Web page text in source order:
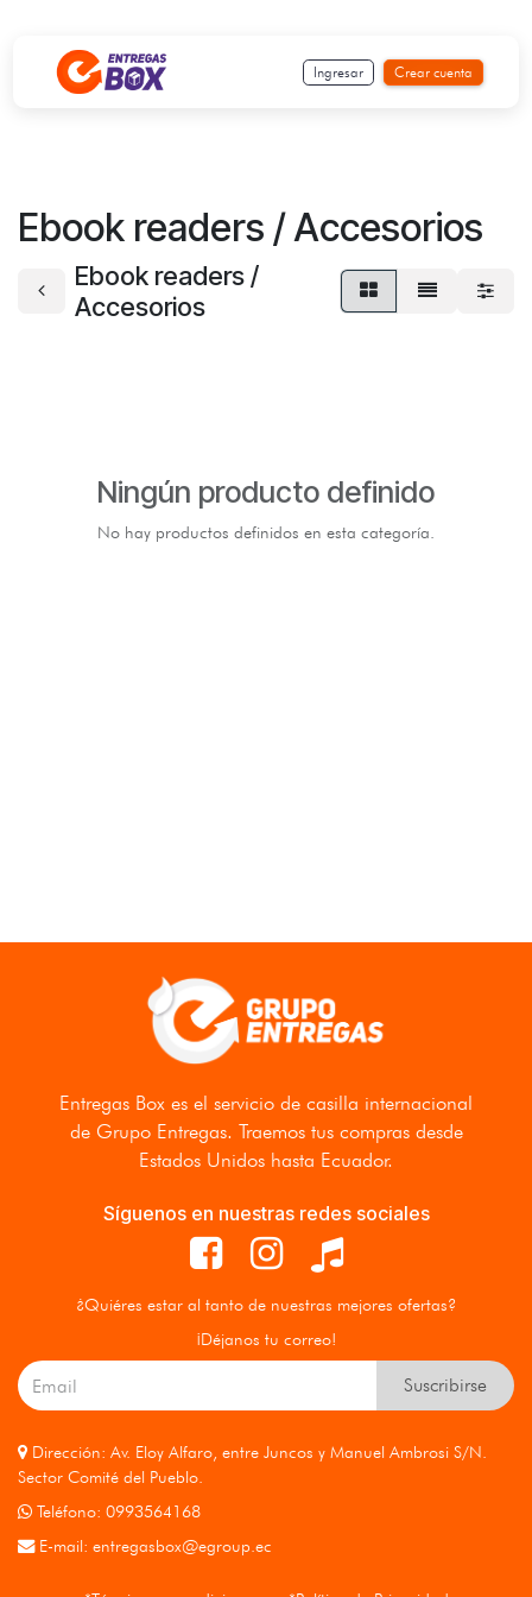
Ingresar Crear cuenta
Ebook readers / Accesorios
Ebook readers /
Accesorios
Ningún producto definido
No hay productos definidos en esta categoría.
Entregas Box es el servicio de casilla internacional
de Grupo Entregas. Traemos tus compras desde
Estados Unidos hasta Ecuador.
Síguenos en nuestras redes sociales
¿Quiéres estar al tanto de nuestras mejores ofertas?
¡Déjanos tu correo!
Suscribirse
Dirección: Av. Eloy Alfaro, entre Juncos y Manuel Ambrosi S/N.
Sector Comité del Pueblo.
Teléfono: 0993564168
E-mail: entregasbox@egroup.ec